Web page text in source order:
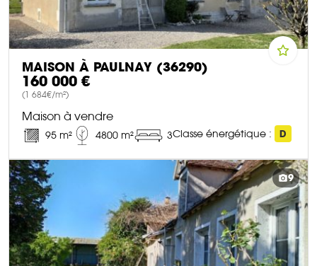
MAISON À PAULNAY (36290)
160 000 €
(1 684€/m²)
Maison à vendre
95 m² 4800 m² 3Classe énergétique : D
DÉCOUVRIR CE BIEN
9